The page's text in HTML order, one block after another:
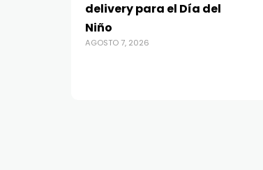
delivery para el Día del
Niño
AGOSTO 7, 2026